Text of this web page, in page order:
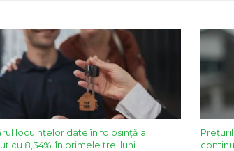
locuințelor date în folosință a
cu 8,34%, în primele trei luni